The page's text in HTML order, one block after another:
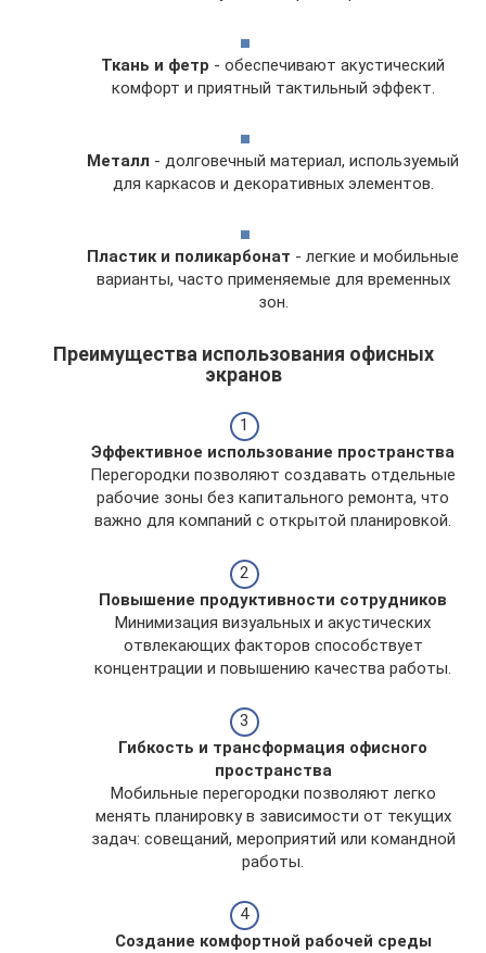
Ткань и фетр - обеспечивают акустический
комфорт и приятный тактильный эффект.
Металл - долговечный материал, используемый
для каркасов и декоративных элементов.
Пластик и поликарбонат - легкие и мобильные
варианты, часто применяемые для временных
зон.
Преимущества использования офисных
экранов
Эффективное использование пространства
Перегородки позволяют создавать отдельные
рабочие зоны без капитального ремонта, что
важно для компаний с открытой планировкой.
Повышение продуктивности сотрудников
Минимизация визуальных и акустических
отвлекающих факторов способствует
концентрации и повышению качества работы.
Гибкость и трансформация офисного
пространства
Мобильные перегородки позволяют легко
менять планировку в зависимости от текущих
задач: совещаний, мероприятий или командной
работы.
Создание комфортной рабочей среды